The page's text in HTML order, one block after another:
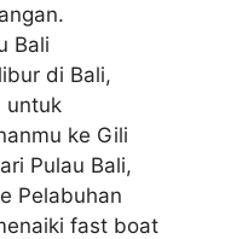
Bali
di Bali,
untuk
ke Gili
Pulau Bali,
Pelabuhan
fast boat